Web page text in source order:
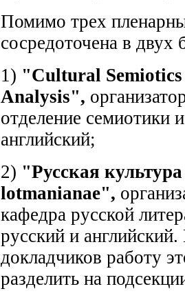
Помимо трех
сосредоточена в двух
1) "Cultural
Analysis",
отделение семиотики
английский;
2) "Русская
lotmanianae",
кафедра русской
русский и
докладчиков работу
разделить на